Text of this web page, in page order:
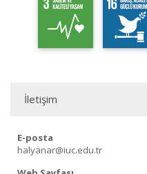
İletişim
E-posta
halyanar@iuc.edu.tr